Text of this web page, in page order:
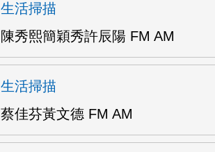
生活掃描
陳秀熙簡穎秀許辰陽 FM AM
生活掃描
蔡佳芬黃文德 FM AM